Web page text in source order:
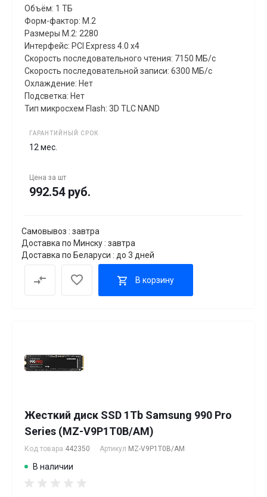
Объём: 1 ТБ
Форм-фактор: M.2
Размеры M.2: 2280
Интерфейс: PCI Express 4.0 x4
Скорость последовательного чтения: 7150 МБ/с
Скорость последовательной записи: 6300 МБ/с
Охлаждение: Нет
Подсветка: Нет
Тип микросхем Flash: 3D TLC NAND
ГАРАНТИЙНЫЙ СРОК
12 мес.
Цена за шт
992.54 руб.
Самовывоз : завтра
Доставка по Минску : завтра
Доставка по Беларуси : до 3 дней
В корзину
Жесткий диск SSD 1Tb Samsung 990 Pro
Series (MZ-V9P1T0B/AM)
Код товара 442350 Артикул MZ-V9P1T0B/AM
В наличии